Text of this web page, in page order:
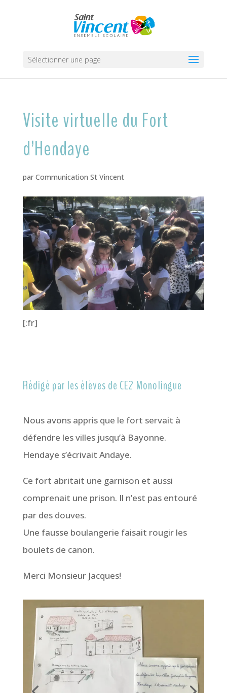
Sélectionner une page
Visite virtuelle du Fort
d’Hendaye
par Communication St Vincent
[:fr]
Rédigé par les élèves de CE2 Monolingue
Nous avons appris que le fort servait à
défendre les villes jusqu’à Bayonne.
Hendaye s’écrivait Andaye.
Ce fort abritait une garnison et aussi
comprenait une prison. Il n’est pas entouré
par des douves.
Une fausse boulangerie faisait rougir les
boulets de canon.
Merci Monsieur Jacques!